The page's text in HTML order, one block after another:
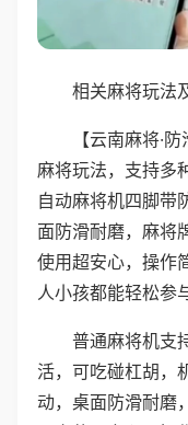
相关麻将玩法
【云南麻将·
麻将玩法，支持多
自动麻将机四脚带
面防滑耐磨，麻将
使用超安心，操作
人小孩都能轻松参
普通麻将机支
活，可吃碰杠胡，
动，桌面防滑耐磨